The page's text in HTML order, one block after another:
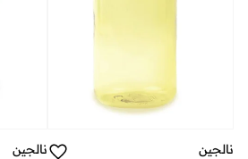
نالجين
نالجين